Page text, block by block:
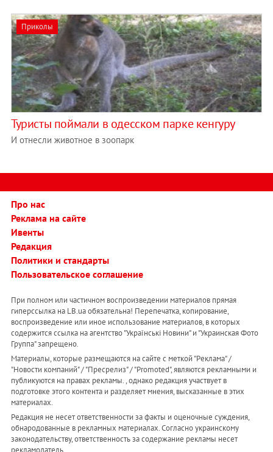
Приколы
Туристы поймали в одесском парке кенгуру
И отнесли животное в зоопарк
Про нас
Реклама на сайте
Ивенты
Редакция
Политики и стандарты
Пользовательское соглашение
При полном или частичном воспроизведении материалов прямая
гиперссылка на LB.ua обязательна! Перепечатка, копирование,
воспроизведение или иное использование материалов, в которых
содержится ссылка на агентство "Українськi Новини" и "Украинская Фото
Группа" запрещено.
Материалы, которые размещаются на сайте с меткой "Реклама" /
"Новости компаний" / "Пресрелиз" / "Promoted", являются рекламными и
публикуются на правах рекламы. , однако редакция участвует в
подготовке этого контента и разделяет мнения, высказанные в этих
материалах.
Редакция не несет ответственности за факты и оценочные суждения,
обнародованные в рекламных материалах. Согласно украинскому
законодательству, ответственность за содержание рекламы несет